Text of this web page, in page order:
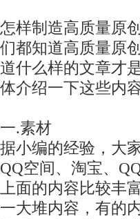
怎样制造高质量原
们都知道高质量原
道什么样的文章才
体介绍一下这些内容
一.素材
据小编的经验，大
QQ空间、淘宝、
上面的内容比较丰
一大堆内容，有的